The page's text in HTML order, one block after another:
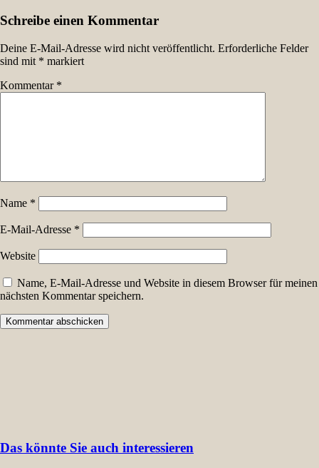
Schreibe einen Kommentar
Deine E-Mail-Adresse wird nicht veröffentlicht. Erforderliche Felder
sind mit * markiert
Kommentar *
Name *
E-Mail-Adresse *
Website
Name, E-Mail-Adresse und Website in diesem Browser für meinen
nächsten Kommentar speichern.
Das könnte Sie auch interessieren